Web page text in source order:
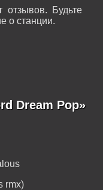
отзывов. Будьте
о станции.
Dream Pop»
rmx)